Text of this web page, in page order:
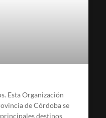
Esta Organización
de Córdoba se
destinos